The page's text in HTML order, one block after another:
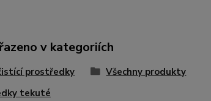
v kategoriích
prostředky Všechny produkty
tekuté